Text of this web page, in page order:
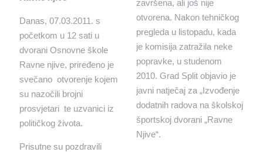
Danas, 07.03.2011. s
početkom u 12 sati u
dvorani Osnovne škole
Ravne njive, priređeno je
svečano otvorenje kojem
su nazočili brojni
prosvjetari te uzvanici iz
političkog života.
Prisutne su pozdravili
završena, ali još nije
otvorena. Nakon tehničkog
pregleda u listopadu, kada
je komisija zatražila neke
popravke, u studenom
2010. Grad Split objavio je
javni natječaj za „Izvođenje
dodatnih radova na školskoj
športskoj dvorani „Ravne
Njive“.